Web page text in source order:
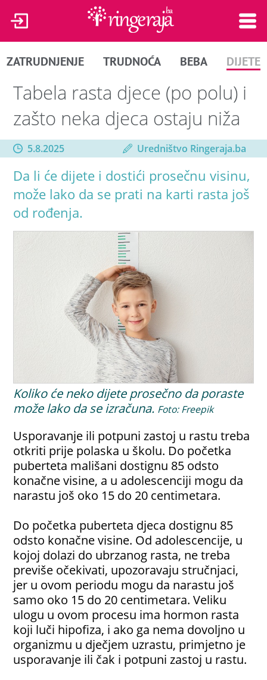
ZATRUDNJENJE TRUDNOĆA BEBA DIJETE
Tabela rasta djece (po polu) i
zašto neka djeca ostaju niža
5.8.2025 Uredništvo Ringeraja.ba
Da li će dijete i dostići prosečnu visinu,
može lako da se prati na karti rasta još
od rođenja.
Koliko će neko dijete prosečno da poraste
može lako da se izračuna. Foto: Freepik
Usporavanje ili potpuni zastoj u rastu treba
otkriti prije polaska u školu. Do početka
puberteta mališani dostignu 85 odsto
konačne visine, a u adolescenciji mogu da
narastu još oko 15 do 20 centimetara.
Do početka puberteta djeca dostignu 85
odsto konačne visine. Od adolescencije, u
kojoj dolazi do ubrzanog rasta, ne treba
previše očekivati, upozoravaju stručnjaci,
jer u ovom periodu mogu da narastu još
samo oko 15 do 20 centimetara. Veliku
ulogu u ovom procesu ima hormon rasta
koji luči hipofiza, i ako ga nema dovoljno u
organizmu u dječjem uzrastu, primjetno je
usporavanje ili čak i potpuni zastoj u rastu.